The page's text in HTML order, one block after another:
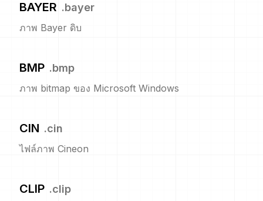
BAYER .bayer
ภาพ Bayer ดิบ
BMP .bmp
ภาพ bitmap ของ Microsoft Windows
CIN .cin
ไฟล์ภาพ Cineon
CLIP .clip